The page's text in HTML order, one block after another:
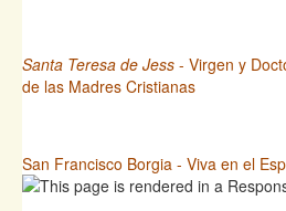
Santa Teresa de Jess - Virgen y
de las Madres Cristianas
San Francisco Borgia - Viva en el